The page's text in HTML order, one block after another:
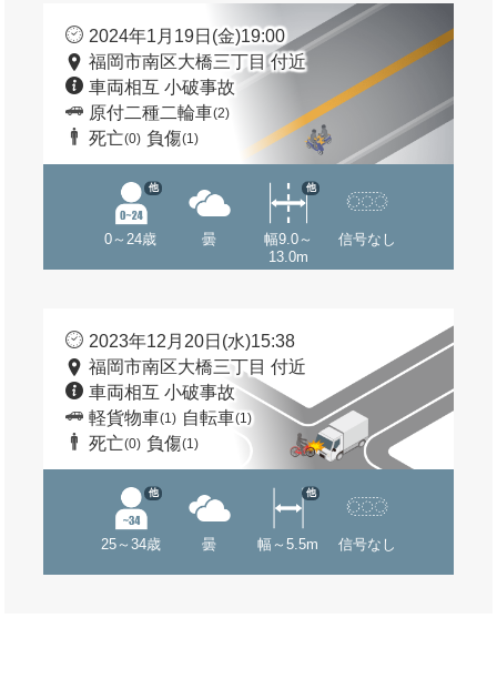
2024年1月19日(金)19:00
福岡市南区大橋三丁目 付近
車両相互 小破事故
原付二種二輪車(2)
死亡(0) 負傷(1)
0～24歳
他
曇
幅9.0～
13.0m
他
信号なし
2023年12月20日(水)15:38
福岡市南区大橋三丁目 付近
車両相互 小破事故
軽貨物車(1) 自転車(1)
死亡(0) 負傷(1)
25～34歳
他
曇 幅～5.5m
他
信号なし